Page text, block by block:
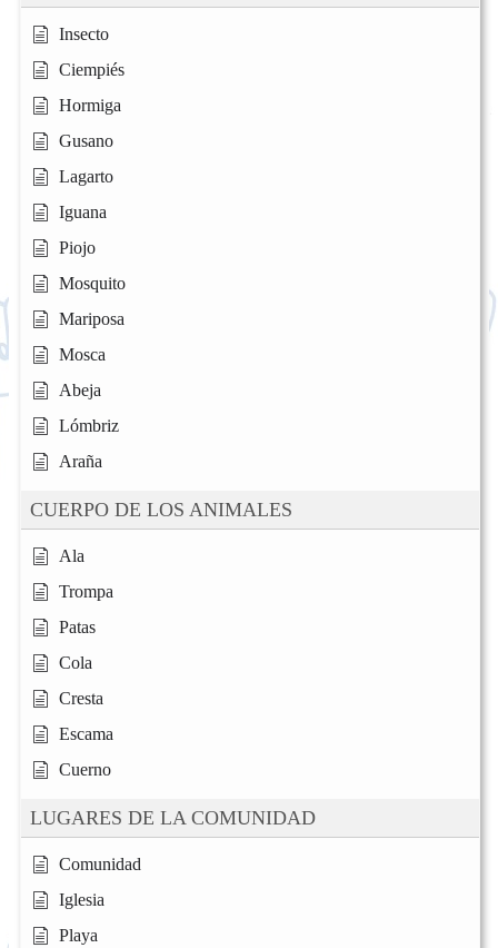
Insecto
Ciempiés
Hormiga
Gusano
Lagarto
Iguana
Piojo
Mosquito
Mariposa
Mosca
Abeja
Lómbriz
Araña
CUERPO DE LOS ANIMALES
Ala
Trompa
Patas
Cola
Cresta
Escama
Cuerno
LUGARES DE LA COMUNIDAD
Comunidad
Iglesia
Playa